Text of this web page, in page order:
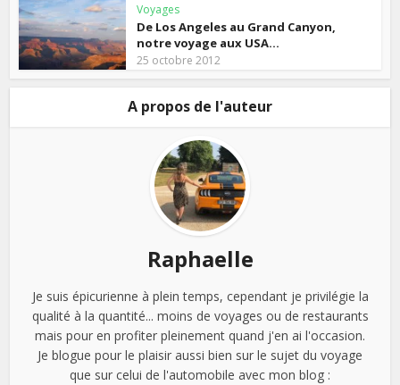
Voyages
De Los Angeles au Grand Canyon,
notre voyage aux USA...
25 octobre 2012
A propos de l'auteur
Raphaelle
Je suis épicurienne à plein temps, cependant je privilégie la
qualité à la quantité... moins de voyages ou de restaurants
mais pour en profiter pleinement quand j'en ai l'occasion.
Je blogue pour le plaisir aussi bien sur le sujet du voyage
que sur celui de l'automobile avec mon blog :